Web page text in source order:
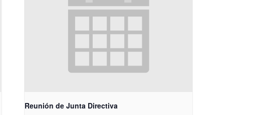
Reunión de Junta Directiva